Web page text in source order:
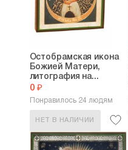
Остобрамская икона
Божией Матери,
литография на...
0 ₽
Понравилось 24 людям
НЕТ В НАЛИЧИИ